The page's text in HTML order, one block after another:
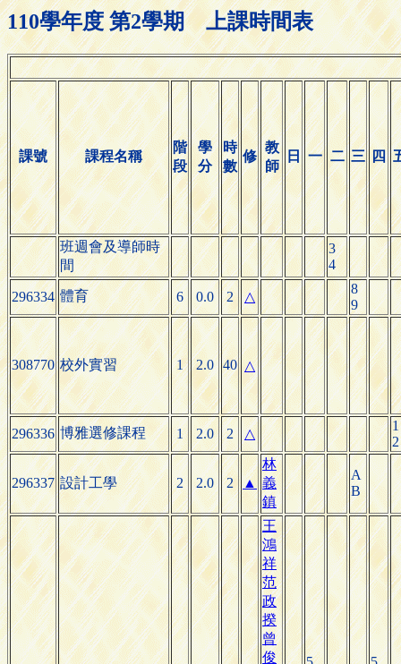
110學年度 第2學期 上課時間表
課號 課程名稱
階
段
學
分
時
數
修
教
師
日 一 二 三 四
班週會及導師時
間
3
4
296334 體育 6 0.0 2 △
8
9
308770 校外實習 1 2.0 40 △
296336 博雅選修課程 1 2.0 2 △
1
2
296337 設計工學 2 2.0 2 ▲
林
義
鎮
A
B
王
鴻
祥
范
政
揆
曾
俊